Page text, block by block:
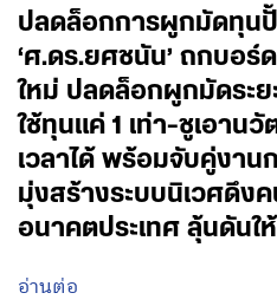
ปลดล็อกการผูกมัดทุน
‘ศ.ดร.ยศชนัน’ ถกบอร์
ใหม่ ปลดล็อกผูกมัดระย
ใช้ทุนแค่ 1 เท่า-ชูเอาน
เวลาได้ พร้อมจับคู่งาน
มุ่งสร้างระบบนิเวศดึง
อนาคตประเทศ ลุ้นดัน
อ่านต่อ